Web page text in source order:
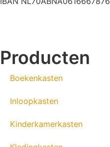
Producten
Boekenkasten
Inloopkasten
Kinderkamerkasten